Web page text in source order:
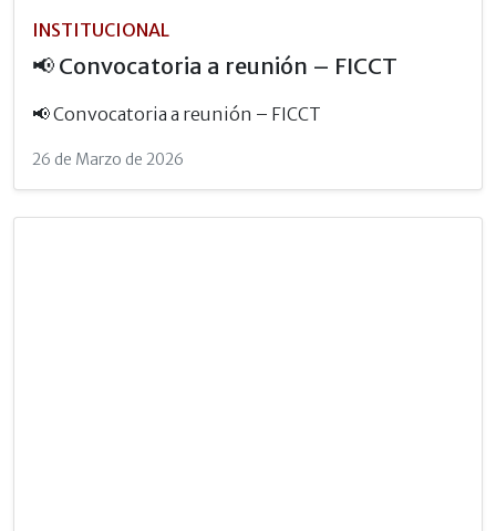
INSTITUCIONAL
📢 Convocatoria a reunión – FICCT
📢 Convocatoria a reunión – FICCT
26 de Marzo de 2026